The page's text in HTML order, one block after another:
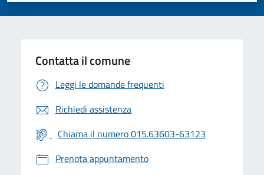
Contatta il comune
Leggi le domande frequenti
Richiedi assistenza
Chiama il numero 015.63603-63123
Prenota appuntamento